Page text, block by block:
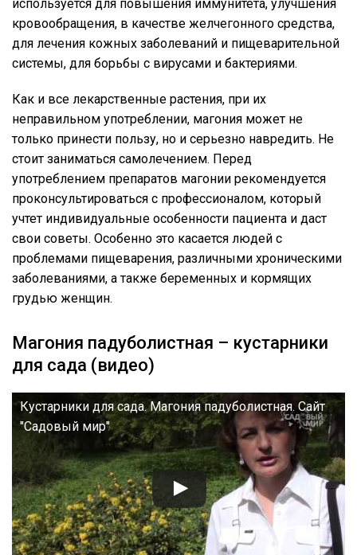
используется для повышения иммунитета, улучшения
кровообращения, в качестве желчегонного средства,
для лечения кожных заболеваний и пищеварительной
системы, для борьбы с вирусами и бактериями.
Как и все лекарственные растения, при их
неправильном употреблении, магония может не
только принести пользу, но и серьезно навредить. Не
стоит заниматься самолечением. Перед
употреблением препаратов магонии рекомендуется
проконсультироваться с профессионалом, который
учтет индивидуальные особенности пациента и даст
свои советы. Особенно это касается людей с
проблемами пищеварения, различными хроническими
заболеваниями, а также беременных и кормящих
грудью женщин.
Магония падуболистная – кустарники
для сада (видео)
Кустарники для сада. Магония падуболистная. Сайт
"Садовый мир"